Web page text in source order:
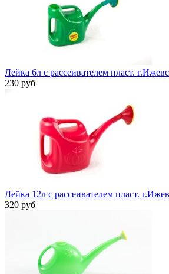
Лейка 6л с рассеивателем пласт.
230 руб
Лейка 12л с рассеивателем пласт.
320 руб